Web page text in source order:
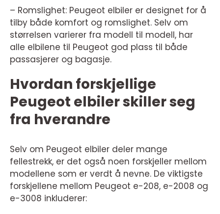
– Romslighet: Peugeot elbiler er designet for å
tilby både komfort og romslighet. Selv om
størrelsen varierer fra modell til modell, har
alle elbilene til Peugeot god plass til både
passasjerer og bagasje.
Hvordan forskjellige
Peugeot elbiler skiller seg
fra hverandre
Selv om Peugeot elbiler deler mange
fellestrekk, er det også noen forskjeller mellom
modellene som er verdt å nevne. De viktigste
forskjellene mellom Peugeot e-208, e-2008 og
e-3008 inkluderer: